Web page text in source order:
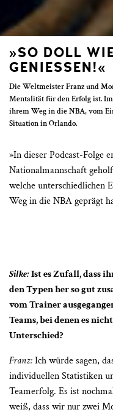
»SO DOLL
GENIESSEN!«
Die Weltmeister Franz und
Mentalität für den Erfolg ist.
ihrem Weg in die NBA, vom
Situation in Orlando.
»In dieser Podcast-Folge
Nationalmannschaft
welche unterschiedlichen
Weg in die NBA geprägt
Silke:Ist es Zufall, dass
den Typen her so gut
vom Trainer
Teams, bei denen es
Unterschied?
Franz:Ich würde sagen,
individuellen Statistiken
Teamerfolg. Es ist
weiß, dass wir nur zwei